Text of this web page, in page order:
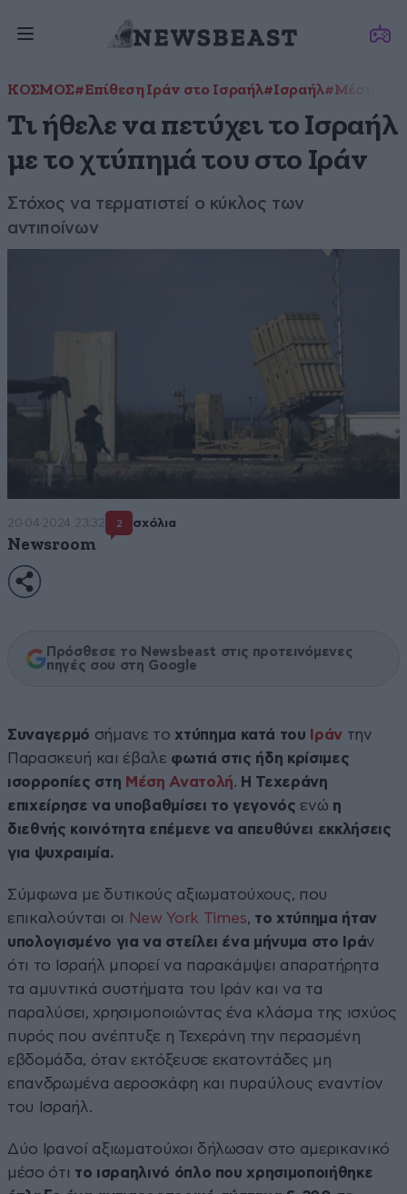
ΚΟΣΜΟΣ#Επίθεση Ιράν στο Ισραήλ#Ισραήλ#Μέση
Τι ήθελε να πετύχει το Ισραήλ
με το χτύπημά του στο Ιράν
Στόχος να τερματιστεί ο κύκλος των
αντιποίνων
20·04·2024 23:32 2 σχόλια
Newsroom
Πρόσθεσε το Newsbeast στις προτεινόμενες
πηγές σου στη Google
Συναγερμό σήμανε το χτύπημα κατά του Ιράν την
Παρασκευή και έβαλε φωτιά στις ήδη κρίσιμες
ισορροπίες στη Μέση Ανατολή. Η Τεχεράνη
επιχείρησε να υποβαθμίσει το γεγονός ενώ η
διεθνής κοινότητα επέμενε να απευθύνει εκκλήσεις
για ψυχραιμία.
Σύμφωνα με δυτικούς αξιωματούχους, που
επικαλούνται οι New York Times, το χτύπημα ήταν
υπολογισμένο για να στείλει ένα μήνυμα στο Ιράν
ότι το Ισραήλ μπορεί να παρακάμψει απαρατήρητα
τα αμυντικά συστήματα του Ιράν και να τα
παραλύσει, χρησιμοποιώντας ένα κλάσμα της ισχύος
πυρός που ανέπτυξε η Τεχεράνη την περασμένη
εβδομάδα, όταν εκτόξευσε εκατοντάδες μη
επανδρωμένα αεροσκάφη και πυραύλους εναντίον
του Ισραήλ.
Δύο Ιρανοί αξιωματούχοι δήλωσαν στο αμερικανικό
μέσο ότι το ισραηλινό όπλο που χρησιμοποιήθηκε